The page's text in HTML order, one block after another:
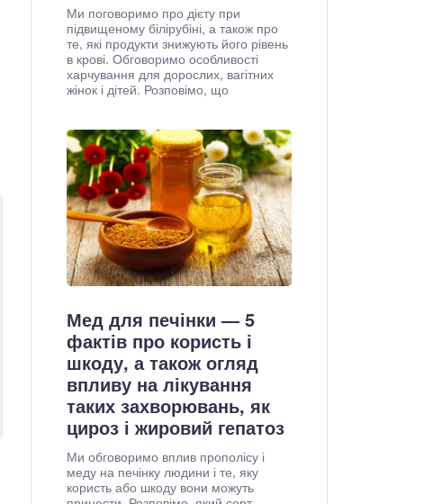
Ми поговоримо про дієту при
підвищеному білірубіні, а також про
те, які продукти знижують його рівень
в крові. Обговоримо особливості
харчування для дорослих, вагітних
жінок і дітей. Розповімо, що
Мед для печінки — 5
фактів про користь і
шкоду, а також огляд
впливу на лікування
таких захворювань, як
цироз і жировий гепатоз
Ми обговоримо вплив прополісу і
меду на печінку людини і те, яку
користь або шкоду вони можуть